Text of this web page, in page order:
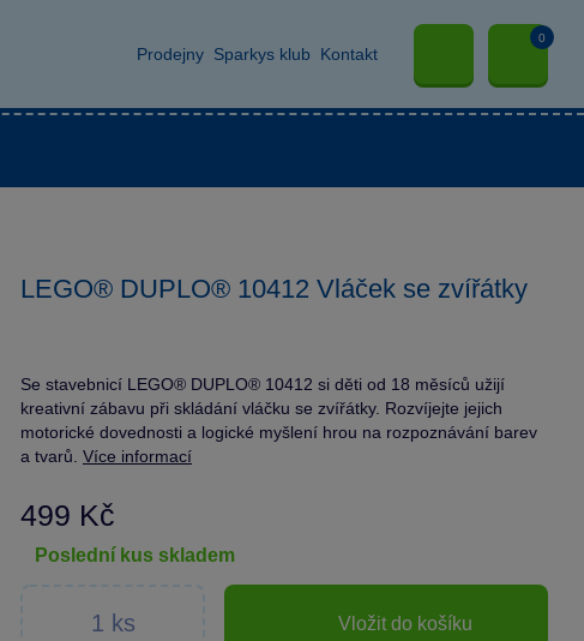
Prodejny Sparkys klub Kontakt
0
LEGO® DUPLO® 10412 Vláček se zvířátky
Se stavebnicí LEGO® DUPLO® 10412 si děti od 18 měsíců užijí
kreativní zábavu při skládání vláčku se zvířátky. Rozvíjejte jejich
motorické dovednosti a logické myšlení hrou na rozpoznávání barev
a tvarů. Více informací
499 Kč
poslední kus skladem
Vložit do košíku